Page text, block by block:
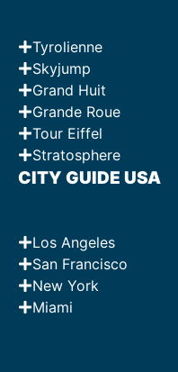
Tyrolienne
Skyjump
Grand Huit
Grande Roue
Tour Eiffel
Stratosphere
CITY GUIDE USA
Los Angeles
San Francisco
New York
Miami